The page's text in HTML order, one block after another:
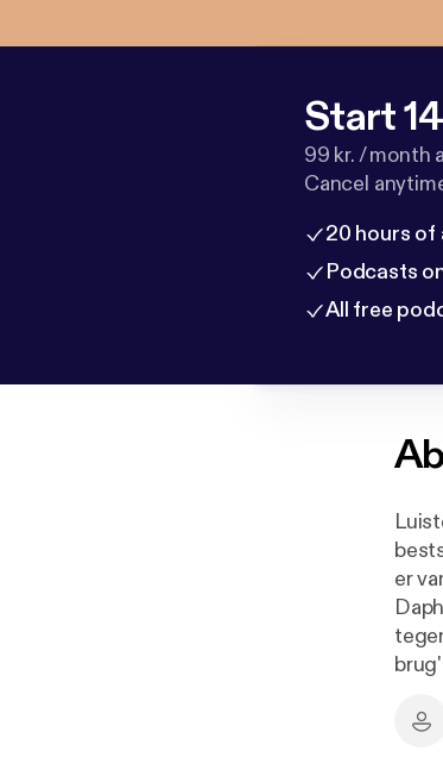
Start
99 kr. / month
Cancel
20 hours of
Podcasts
All free
er